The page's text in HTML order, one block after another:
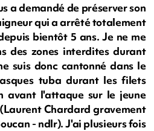
a demandé de préserver son
qui a arrêté totalement
bientôt 5 ans. Je ne me
des zones interdites durant
suis donc cantonné dans le
tuba durant les filets
avant l'attaque sur le jeune
Chardard gravement
- ndlr). J'ai plusieurs fois